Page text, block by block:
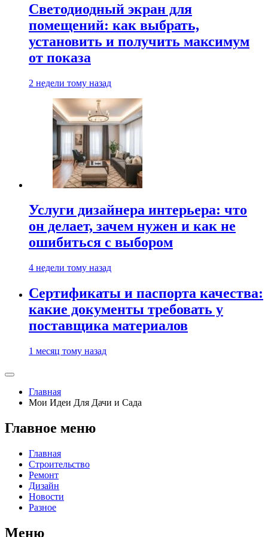
Светодиодный экран для
помещений: как выбрать,
установить и получить максимум
от показа
2 недели тому назад
Услуги дизайнера интерьера: что
он делает, зачем нужен и как не
ошибиться с выбором
4 недели тому назад
Сертификаты и паспорта качества:
какие документы требовать у
поставщика материалов
1 месяц тому назад
Главная
Мои Идеи Для Дачи и Сада
Главное меню
Главная
Строительство
Ремонт
Дизайн
Новости
Разное
Меню